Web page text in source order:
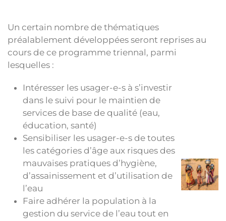
Un certain nombre de thématiques
préalablement développées seront reprises au
cours de ce programme triennal, parmi
lesquelles :
Intéresser les usager-e-s à s’investir
dans le suivi pour le maintien de
services de base de qualité (eau,
éducation, santé)
Sensibiliser les usager-e-s de toutes
les catégories d’âge aux risques des
mauvaises pratiques d’hygiène,
d’assainissement et d’utilisation de
l’eau
Faire adhérer la population à la
gestion du service de l’eau tout en